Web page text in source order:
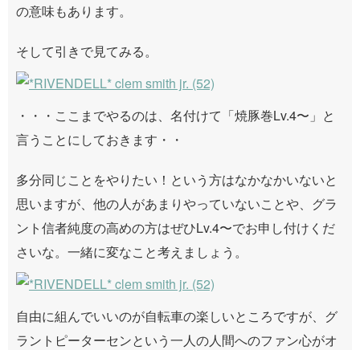
の意味もあります。
そして引きで見てみる。
・・・ここまでやるのは、名付けて「焼豚巻Lv.4〜」と
言うことにしておきます・・
多分同じことをやりたい！という方はなかなかいないと
思いますが、他の人があまりやっていないことや、グラ
ント信者純度の高めの方はぜひLv.4〜でお申し付けくだ
さいな。一緒に変なこと考えましょう。
自由に組んでいいのが自転車の楽しいところですが、グ
ラントピーターセンという一人の人間へのファン心がオ